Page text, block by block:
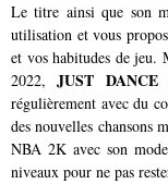
Le titre ainsi que son
utilisation et vous
et vos habitudes de jeu.
2022,JUST DANCE
régulièrement avec du
des nouvelles chansons
NBA 2K avec son
niveaux pour ne pas